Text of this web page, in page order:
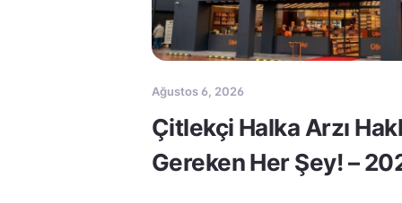
Ağustos 6, 2026
Çitlekçi Halka Arzı
Gereken Her Şey! –